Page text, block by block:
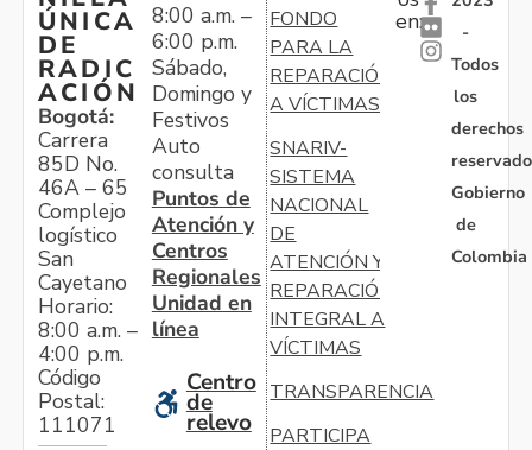
ÚNICA
DE
RADIC
ACIÓN
Bogotá:
Carrera
85D No.
46A – 65
Complejo
logístico
San
Cayetano
Horario:
8:00 a.m. –
4:00 p.m.
Código
Postal:
111071
8:00 a.m. –
6:00 p.m.
Sábado,
Domingo y
Festivos
Auto
consulta
Puntos de
Atención y
Centros
Regionales
Unidad en
línea
Centro
de
relevo
FONDO
PARA LA
REPARACIÓN
A VÍCTIMAS
SNARIV-
SISTEMA
NACIONAL
DE
ATENCIÓN Y
REPARACIÓN
INTEGRAL A
VÍCTIMAS
TRANSPARENCIA
PARTICIPA
en:
-
Todos
los
derechos
Gobierno
de
Colombia